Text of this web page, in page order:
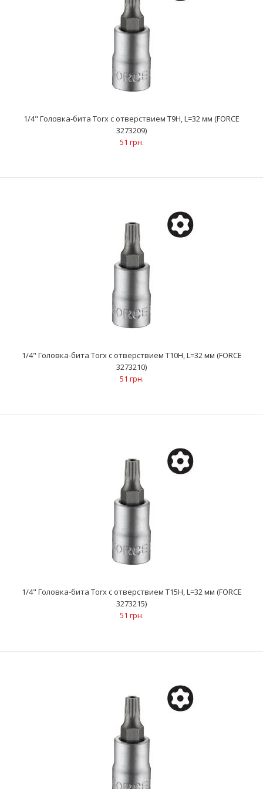
3273209)
1/4" Головка-бита Torx с отверствием Т10Н, L=32 мм (FORCE
3273210)
51 грн.
..
1/4" Головка-бита Torx с отверствием Т15Н, L=32 мм (FORCE
51 грн.
1/4" Головка-бита Torx с отверствием Т9Н, L=32 мм (FORCE
3273209)
51 грн.
1/4" Головка-бита Torx с отверствием Т10Н, L=32 мм (FORCE
3273210)
51 грн.
1/4" Головка-бита Torx с отверствием Т15Н, L=32 мм (FORCE
3273215)
51 грн.